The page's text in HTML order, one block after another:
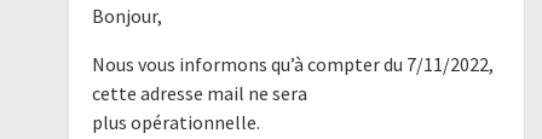
Bonjour,
Nous vous informons qu’à compter du 7/11/2022,
cette adresse mail ne sera
plus opérationnelle.